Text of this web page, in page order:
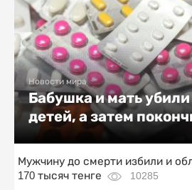
Новости мира
Бабушка и мать
детей, а затем
Мужчину до смерти избили и
170 тысяч тенге
10285